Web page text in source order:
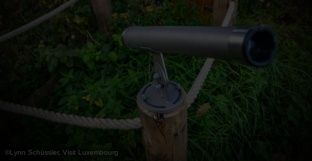
©Lynn Schüssler, Visit Luxembourg
Alle foto's tonen